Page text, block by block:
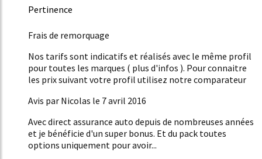
Pertinence
Frais de remorquage
Nos tarifs sont indicatifs et réalisés avec le même profil
pour toutes les marques ( plus d'infos ). Pour connaitre
les prix suivant votre profil utilisez notre comparateur
Avis par Nicolas le 7 avril 2016
Avec direct assurance auto depuis de nombreuses années
et je bénéficie d'un super bonus. Et du pack toutes
options uniquement pour avoir...